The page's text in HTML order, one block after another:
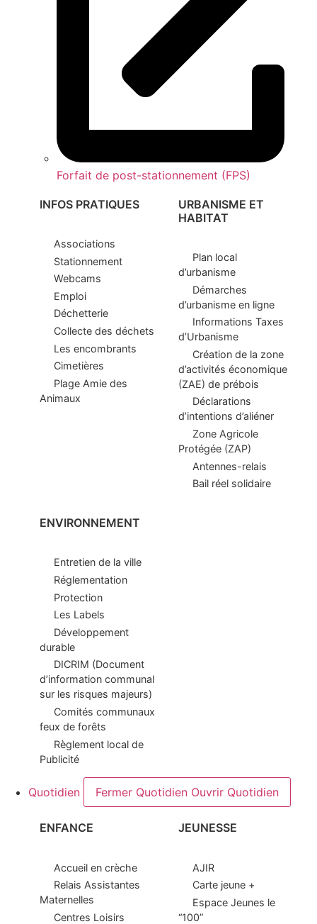
Forfait de post-stationnement (FPS)
INFOS PRATIQUES
Associations
Stationnement
Webcams
Emploi
Déchetterie
Collecte des déchets
Les encombrants
Cimetières
Plage Amie des
Animaux
URBANISME ET
HABITAT
Plan local
d’urbanisme
Démarches
d’urbanisme en ligne
Informations Taxes
d’Urbanisme
Création de la zone
d’activités économique
(ZAE) de prébois
Déclarations
d’intentions d’aliéner
Zone Agricole
Protégée (ZAP)
Antennes-relais
Bail réel solidaire
ENVIRONNEMENT
Entretien de la ville
Réglementation
Protection
Les Labels
Développement
durable
DICRIM (Document
d’information communal
sur les risques majeurs)
Comités communaux
feux de forêts
Règlement local de
Publicité
Quotidien Fermer Quotidien Ouvrir Quotidien
ENFANCE
Accueil en crèche
Relais Assistantes
Maternelles
Centres Loisirs
JEUNESSE
AJIR
Carte jeune +
Espace Jeunes le
“100”